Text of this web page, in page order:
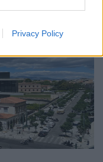
Privacy Policy